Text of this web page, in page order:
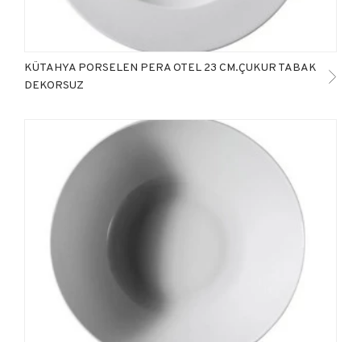
KÜTAHYA PORSELEN PERA OTEL 23 CM.ÇUKUR TABAK
DEKORSUZ